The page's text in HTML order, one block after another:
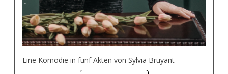
Eine Komödie in fünf Akten von Sylvia Bruyant